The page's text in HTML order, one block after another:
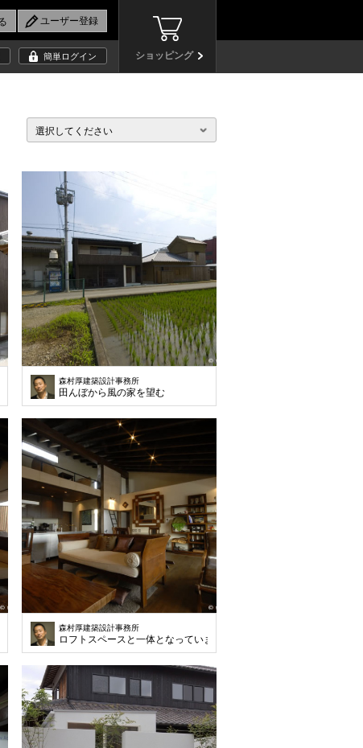
ショッピング
簡単ログイン
選択してください
森村厚建築設計事務所
田んぼから風の家を望む
森村厚建築設計事務所
ロフトスペースと一体となっています。